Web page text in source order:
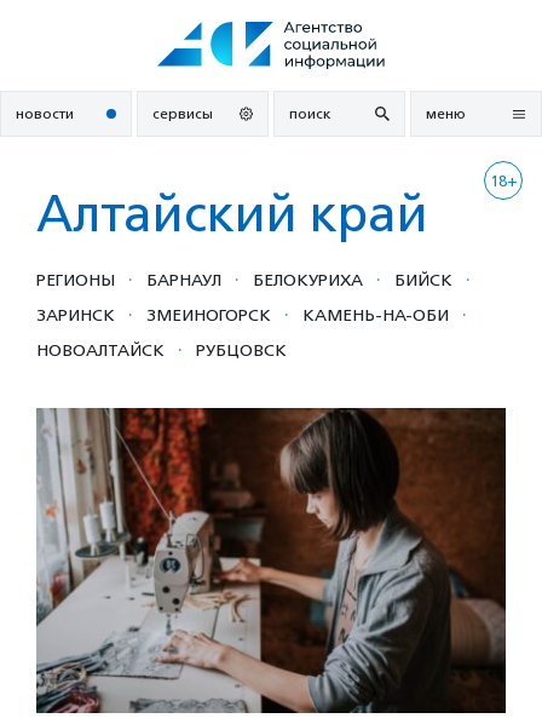
новости сервисы поиск меню
18+
Алтайский край
РЕГИОНЫ · БАРНАУЛ · БЕЛОКУРИХА · БИЙСК ·
ЗАРИНСК · ЗМЕИНОГОРСК · КАМЕНЬ-НА-ОБИ ·
НОВОАЛТАЙСК · РУБЦОВСК